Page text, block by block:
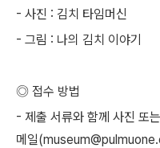
- 사진 : 김치 타임머신
- 그림 : 나의 김치 이야기
◎ 접수 방법
- 제출 서류와 함께 사진 또
메일